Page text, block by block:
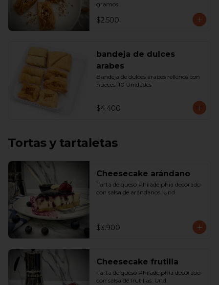
gramos
$2.500
bandeja de dulces
arabes
Bandeja de dulces arabes rellenos con
nueces. 10 Unidades
$4.400
Tortas y tartaletas
Cheesecake arándano
Tarta de queso Philadelphia decorado
con salsa de arándanos. Und.
$3.900
Cheesecake frutilla
Tarta de queso Philadelphia decorado
con salsa de frutillas. Und.